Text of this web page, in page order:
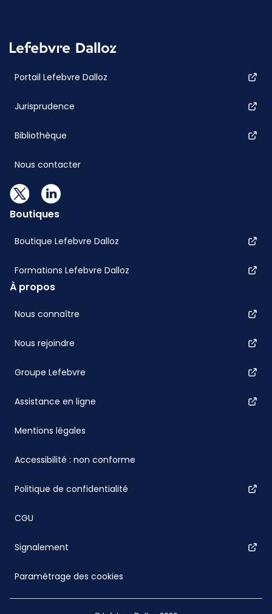
Portail Lefebvre Dalloz
Jurisprudence
Bibliothèque
Nous contacter
Boutiques
Boutique Lefebvre Dalloz
Formations Lefebvre Dalloz
À propos
Nous connaître
Nous rejoindre
Groupe Lefebvre
Assistance en ligne
Mentions légales
Accessibilité : non conforme
Politique de confidentialité
CGU
Signalement
Paramétrage des cookies